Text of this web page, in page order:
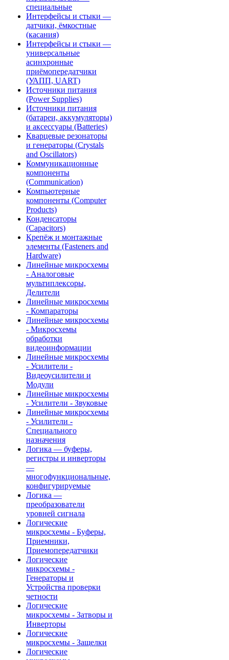
специальные
Интерфейсы и стыки —
датчики, ёмкостные
(касания)
Интерфейсы и стыки —
универсальные
асинхронные
приёмопередатчики
(УАПП, UART)
Источники питания
(Power Supplies)
Источники питания
(батареи, аккумуляторы)
и аксессуары (Batteries)
Кварцевые резонаторы
и генераторы (Crystals
and Oscillators)
Коммуникационные
компоненты
(Communication)
Компьютерные
компоненты (Computer
Products)
Конденсаторы
(Capacitors)
Крепёж и монтажные
элементы (Fasteners and
Hardware)
Линейные микросхемы
- Аналоговые
мультиплексоры,
Делители
Линейные микросхемы
- Компараторы
Линейные микросхемы
- Микросхемы
обработки
видеоинформации
Линейные микросхемы
- Усилители -
Видеоусилители и
Модули
Линейные микросхемы
- Усилители - Звуковые
Линейные микросхемы
- Усилители -
Специального
назначения
Логика — буферы,
регистры и инверторы
—
многофункциональные,
конфигурируемые
Логика —
преобразователи
уровней сигнала
Логические
микросхемы - Буферы,
Приемники,
Приемопередатчики
Логические
микросхемы -
Генераторы и
Устройства проверки
четности
Логические
микросхемы - Затворы и
Инверторы
Логические
микросхемы - Защелки
Логические